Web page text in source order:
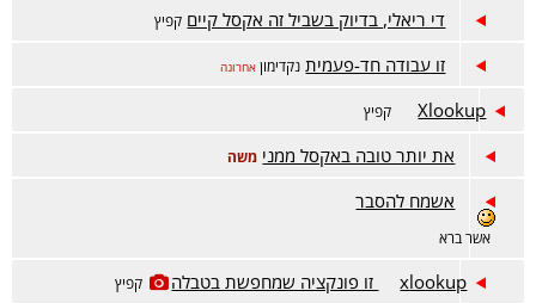
די ריאלי, בדיוק בשביל זה אקסל קיים קפיץ
זו עבודה חד-פעמית נקדימון אחרונה
Xlookup קפיץ
את יותר טובה באקסל ממני משה
אשמח להסבר
אשר ברא
xlookup זו פונקציה שמחפשת בטבלה קפיץ